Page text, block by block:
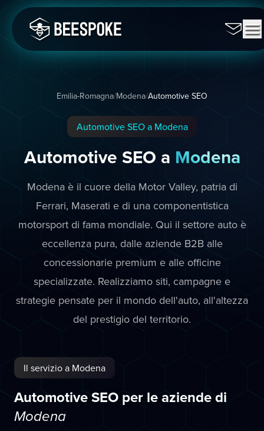
Emilia-Romagna/Modena/Automotive SEO
Automotive SEO a Modena
Automotive SEO a Modena
Modena è il cuore della Motor Valley, patria di
Ferrari, Maserati e di una componentistica
motorsport di fama mondiale. Qui il settore auto è
eccellenza pura, dalle aziende B2B alle
concessionarie premium e alle officine
specializzate. Realizziamo siti, campagne e
strategie pensate per il mondo dell'auto, all'altezza
del prestigio del territorio.
Il servizio a Modena
Automotive SEO per le aziende di
Modena